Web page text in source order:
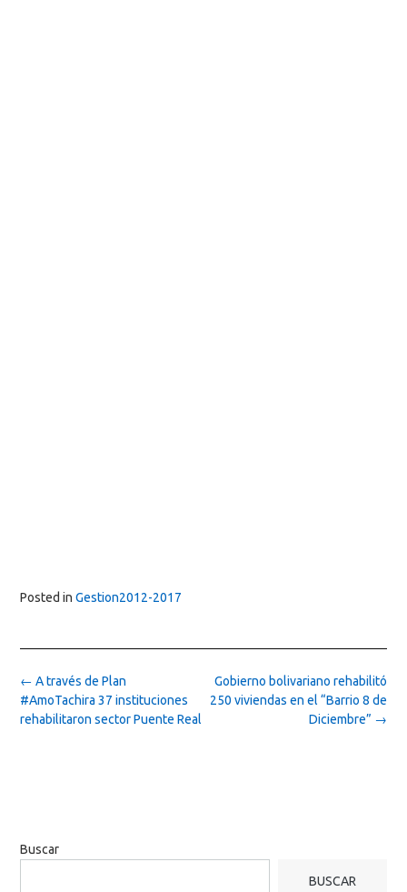
Posted in Gestion2012-2017
Post
navigation
Gobierno bolivariano rehabilitó
250 viviendas en el “Barrio 8 de
Diciembre” →
← A través de Plan
#AmoTachira 37 instituciones
rehabilitaron sector Puente Real
Buscar
BUSCAR